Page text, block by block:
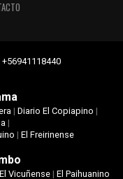
| Diario El Copiapino |
|
| El Freirinense
El Vicuñense| El Paihuanino